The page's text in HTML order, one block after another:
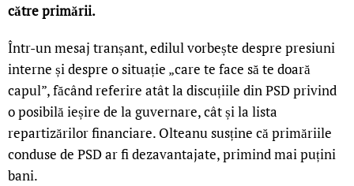
către primării.
Într-un mesaj tranșant, edilul vorbește despre presiuni
interne și despre o situație „care te face să te doară
capul”, făcând referire atât la discuțiile din PSD privind
o posibilă ieșire de la guvernare, cât și la lista
repartizărilor financiare. Olteanu susține că primăriile
conduse de PSD ar fi dezavantajate, primind mai puțini
bani.